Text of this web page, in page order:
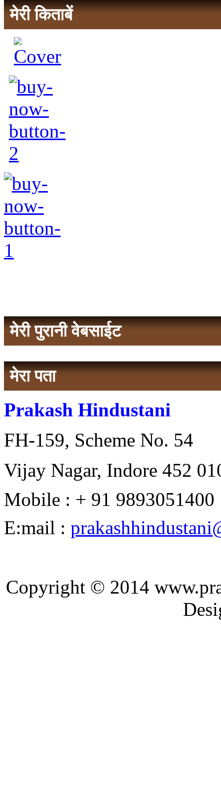
मेरी किताबें
मेरी पुरानी वेबसाईट
मेरा पता
Prakash Hindustani
FH-159, Scheme No. 54
Vijay Nagar, Indore 452
Mobile : + 91 9893051400
E:mail :
Copyright © 2014
Designed